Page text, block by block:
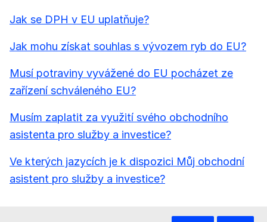
Jak se DPH v EU uplatňuje?
Jak mohu získat souhlas s vývozem ryb do EU?
Musí potraviny vyvážené do EU pocházet ze
zařízení schváleného EU?
Musím zaplatit za využití svého obchodního
asistenta pro služby a investice?
Ve kterých jazycích je k dispozici Můj obchodní
asistent pro služby a investice?